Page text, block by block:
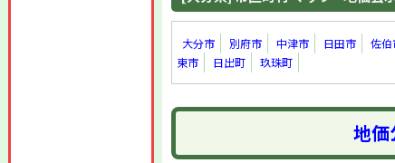
大分市 別府市 中津市 日田市 佐伯
東市
日出町 玖珠町
地価